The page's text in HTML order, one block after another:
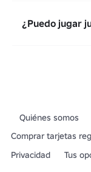
¿Puedo jugar
Quiénes somos
Comprar tarjetas
Privacidad
Tus